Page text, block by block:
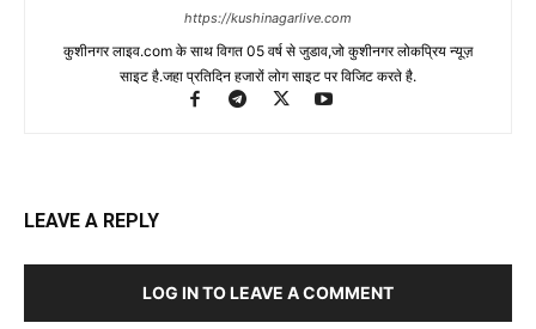
https://kushinagarlive.com
कुशीनगर लाइव.com के साथ विगत 05 वर्ष से जुडाव,जो कुशीनगर लोकप्रिय न्यूज़
साइट है.जहा प्रतिदिन हजारों लोग साइट पर विजिट करते है.
LEAVE A REPLY
LOG IN TO LEAVE A COMMENT